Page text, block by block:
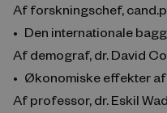
Af forskningschef,
Den internationale
Af demograf, dr. David
Økonomiske effekter
Af professor, dr. Eskil